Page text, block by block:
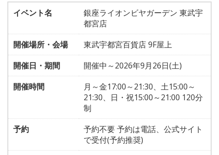
イベント名
銀座ライオンビヤガーデン 東武宇
都宮店
開催場所・会場
東武宇都宮百貨店 9F屋上
開催日・期間
開催中～2026年9月26日(土)
開催時間
月～金17:00～21:30、土15:00～
21:30、日・祝15:00～21:00 120分
制
予約
予約不要 予約は電話、公式サイト
で受付(予約推奨)